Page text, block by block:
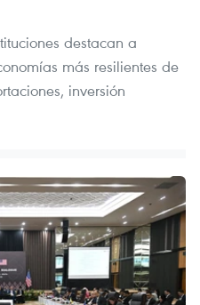
destacan a
más resilientes de
inversión